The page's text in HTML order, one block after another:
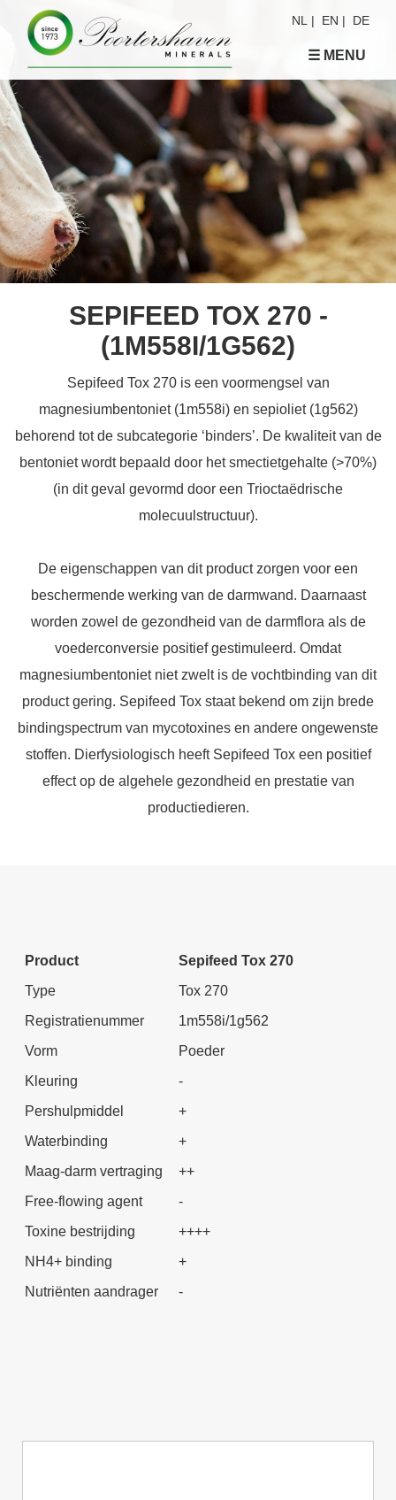
NL | EN | DE
☰ MENU
SEPIFEED TOX 270 -
(1M558I/1G562)
Sepifeed Tox 270 is een voormengsel van
magnesiumbentoniet (1m558i) en sepioliet (1g562)
behorend tot de subcategorie ‘binders’. De kwaliteit van de
bentoniet wordt bepaald door het smectietgehalte (>70%)
(in dit geval gevormd door een Trioctaëdrische
molecuulstructuur).
De eigenschappen van dit product zorgen voor een
beschermende werking van de darmwand. Daarnaast
worden zowel de gezondheid van de darmflora als de
voederconversie positief gestimuleerd. Omdat
magnesiumbentoniet niet zwelt is de vochtbinding van dit
product gering. Sepifeed Tox staat bekend om zijn brede
bindingspectrum van mycotoxines en andere ongewenste
stoffen. Dierfysiologisch heeft Sepifeed Tox een positief
effect op de algehele gezondheid en prestatie van
productiedieren.
Product
Sepifeed Tox 270
Type
Tox 270
Registratienummer
1m558i/1g562
Vorm
Poeder
Kleuring
-
Pershulpmiddel
+
Waterbinding
+
Maag-darm vertraging
++
Free-flowing agent
-
Toxine bestrijding
++++
NH4+ binding
+
Nutriënten aandrager
-